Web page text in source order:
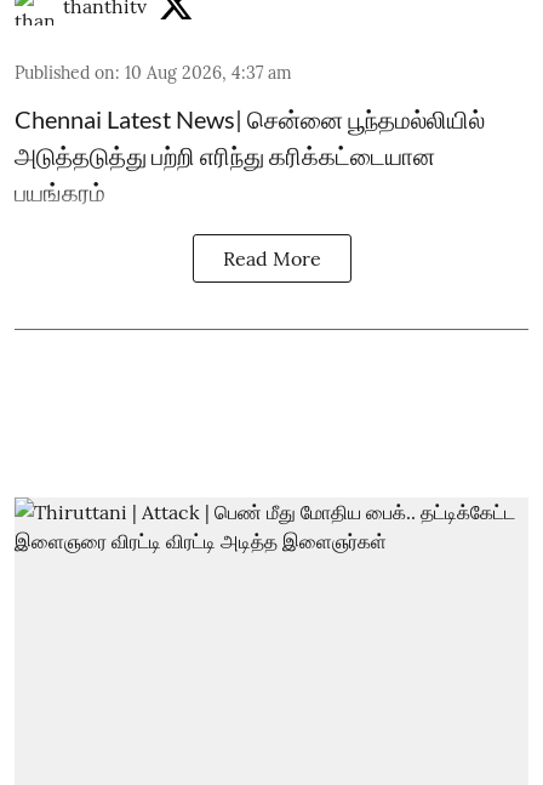
thanthitv
Published on: 10 Aug 2026, 4:37 am
Chennai Latest News| சென்னை பூந்தமல்லியில்
அடுத்தடுத்து பற்றி எரிந்து கரிக்கட்டையான
பயங்கரம்
Read More